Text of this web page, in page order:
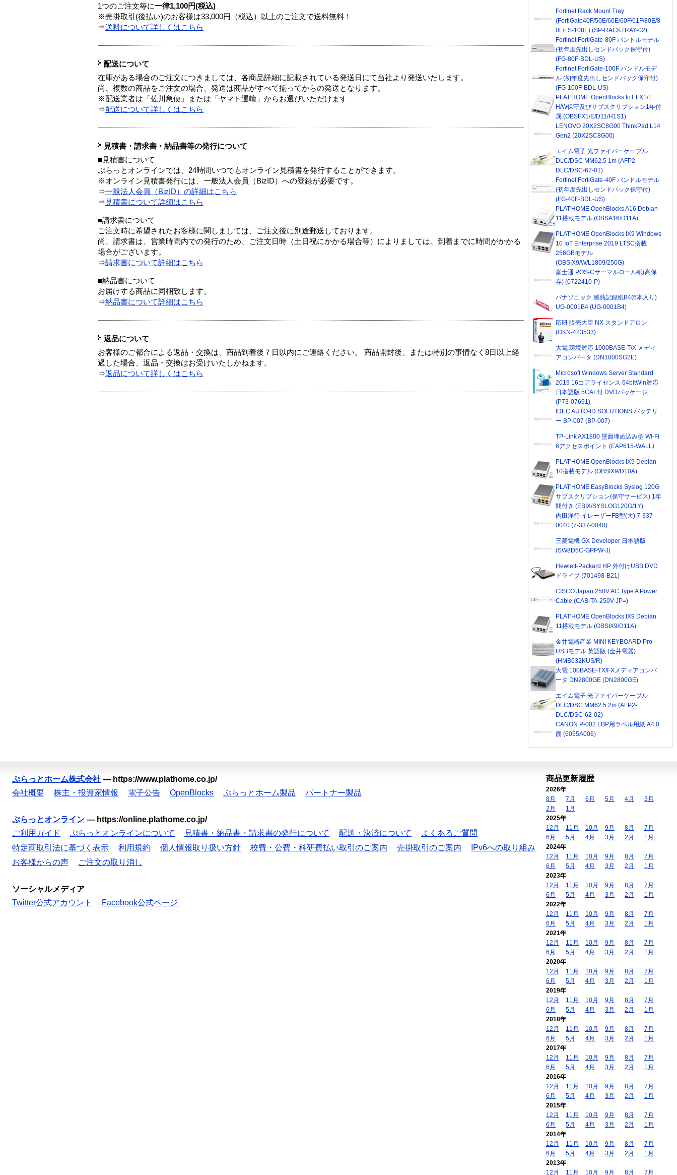
1つのご注文毎に一律1,100円(税込)
※売掛取引(後払い)のお客様は33,000円（税込）以上のご注文で送料無料！
⇒送料について詳しくはこちら
配送について
在庫がある場合のご注文につきましては、各商品詳細に記載されている発送日にて当社より発送いたします。
尚、複数の商品をご注文の場合、発送は商品がすべて揃ってからの発送となります。
※配送業者は「佐川急便」または「ヤマト運輸」からお選びいただけます
⇒配送について詳しくはこちら
見積書・請求書・納品書等の発行について
■見積書について
ぷらっとオンラインでは、24時間いつでもオンライン見積書を発行することができます。
※オンライン見積書発行には、一般法人会員（BizID）への登録が必要です。
⇒一般法人会員（BizID）の詳細はこちら
⇒ 見積書について詳細はこちら
■請求書について
ご注文時に希望されたお客様に関しましては、ご注文後に別途郵送しております。
尚、請求書は、営業時間内での発行のため、ご注文日時（土日祝にかかる場合等）によりましては、到着までに時間がかかる
場合がございます。
⇒請求書について詳細はこちら
■納品書について
お届けする商品に同梱致します。
⇒納品書について詳細はこちら
返品について
お客様のご都合による返品・交換は、商品到着後７日以内にご連絡ください。 商品開封後、または特別の事情なく8日以上経
過した場合、返品・交換はお受けいたしかねます。
⇒返品について詳しくはこちら
Fortinet Rack Mount Tray
(FortiGate40F/50E/60E/60F/61F/80E/8
0F/FS-108E) (SP-RACKTRAY-02)
Fortinet FortiGate-80F バンドルモデル
(初年度先出しセンドバック保守付)
(FG-80F-BDL-US)
Fortinet FortiGate-100F バンドルモデ
ル (初年度先出しセンドバック保守付)
(FG-100F-BDL-US)
PLAT'HOME OpenBlocks IoT FX1/E
H/W保守及びサブスクリプション1年付
属 (OBSFX1/E/D11/H1S1)
LENOVO 20X2SC8G00 ThinkPad L14
Gen2 (20X2SC8G00)
エイム電子 光ファイバーケーブル
DLC/DSC MM62.5 1m (AFP2-
DLC/DSC-62-01)
Fortinet FortiGate-40F バンドルモデル
(初年度先出しセンドバック保守付)
(FG-40F-BDL-US)
PLAT'HOME OpenBlocks A16 Debian
11搭載モデル (OBSA16/D11A)
PLAT'HOME OpenBlocks IX9 Windows
10 IoT Enterprise 2019 LTSC搭載
256GBモデル
(OBSIX9/W/L1809/256G)
富士通 POS-Cサーマルロール紙(高保
存) (0722410-P)
パナソニック 感熱記録紙B4(6本入り)
UG-0001B4 (UG-0001B4)
応研 販売大臣 NX スタンドアロン
(OKN-423533)
大電 環境対応 1000BASE-T/X メディ
アコンバータ (DN1800SG2E)
Microsoft Windows Server Standard
2019 16コアライセンス 64bitWin対応
日本語版 5CAL付 DVDパッケージ
(P73-07691)
IDEC AUTO-ID SOLUTIONS バッテリ
ー BP-007 (BP-007)
TP-Link AX1800 壁面埋め込み型 Wi-Fi
6アクセスポイント (EAP615-WALL)
PLAT'HOME OpenBlocks IX9 Debian
10搭載モデル (OBSIX9/D10A)
PLAT'HOME EasyBlocks Syslog 120G
サブスクリプション(保守サービス) 1年
間付き (EBIX/SYSLOG120G/1Y)
内田洋行 イレーザーFB型(大) 7-337-
0040 (7-337-0040)
三菱電機 GX Developer 日本語版
(SW8D5C-GPPW-J)
Hewlett-Packard HP 外付けUSB DVD
ドライブ (701498-B21)
CISCO Japan 250V AC Type A Power
Cable (CAB-TA-250V-JP=)
PLAT'HOME OpenBlocks IX9 Debian
11搭載モデル (OBSIX9/D11A)
金井電器産業 MINI KEYBOARD Pro
USBモデル 英語版 (金井電器)
(HMB632KUS/R)
大電 100BASE-TX/FXメディアコンバ
ータ DN2800GE (DN2800GE)
エイム電子 光ファイバーケーブル
DLC/DSC MM62.5 2m (AFP2-
DLC/DSC-62-02)
CANON P-002 LBP用ラベル用紙 A4 0
面 (6055A006)
ぷらっとホーム株式会社 — https://www.plathome.co.jp/
会社概要
株主・投資家情報 電子公告 OpenBlocks ぷらっとホーム製品 パートナー製品
ぷらっとオンライン — https://online.plathome.co.jp/
ご利用ガイド
ぷらっとオンラインについて 見積書・納品書・請求書の発行について 配送・決済について
よくあるご質問
特定商取引法に基づく表示
利用規約 個人情報取り扱い方針 校費・公費・科研費払い取引のご案内 売掛取引のご案内
IPv6への取り組み
お客様からの声
ご注文の取り消し
ソーシャルメディア
Twitter公式アカウント
Facebook公式ページ
商品更新履歴
2026年
8月
7月 6月 5月 4月
3月
2月
1月
2025年
12月
11月 10月 9月 8月
7月
6月
5月 4月 3月 2月
1月
2024年
12月
11月 10月 9月 8月
7月
6月
5月 4月 3月 2月
1月
2023年
12月
11月 10月 9月 8月
7月
6月
5月 4月 3月 2月
1月
2022年
12月
11月 10月 9月 8月
7月
6月
5月 4月 3月 2月
1月
2021年
12月
11月 10月 9月 8月
7月
6月
5月 4月 3月 2月
1月
2020年
12月
11月 10月 9月 8月
7月
6月
5月 4月 3月 2月
1月
2019年
12月
11月 10月 9月 8月
7月
6月
5月 4月 3月 2月
1月
2018年
12月
11月 10月 9月 8月
7月
6月
5月 4月 3月 2月
1月
2017年
12月
11月 10月 9月 8月
7月
6月
5月 4月 3月 2月
1月
2016年
12月
11月 10月 9月 8月
7月
6月
5月 4月 3月 2月
1月
2015年
12月
11月 10月 9月 8月
7月
6月
5月 4月 3月 2月
1月
2014年
12月
11月 10月 9月 8月
7月
6月
5月 4月 3月 2月
1月
2013年
12月
11月 10月 9月 8月 7月